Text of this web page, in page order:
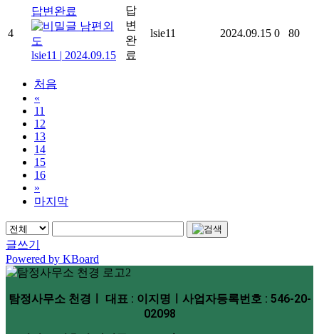
4
답변완료
남편외
도
lsie11 | 2024.09.15
답
변
완
료
lsie11 2024.09.15 0 80
처음
«
11
12
13
14
15
16
»
마지막
글쓰기
Powered by KBoard
탐정사무소 천경ㅣ 대표 : 이지명ㅣ사업자등록번호 : 546-20-
02098